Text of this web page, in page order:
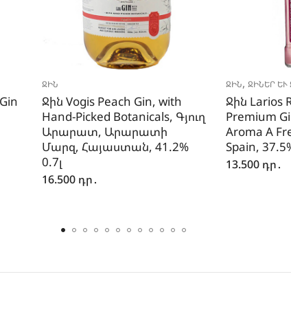
ՋԻՆ
Ջին Vogis Peach Gin, with
Hand-Picked Botanicals, Գյուղ
Արարատ, Արարատի
Մարզ, Հայաստան, 41.2%
0.7լ
16.500 դր․
ՋԻՆ,ՋԻՆԵՐ ԵՒ
Ջին Larios
Premium
Aroma A
Spain,
13.500 դր․